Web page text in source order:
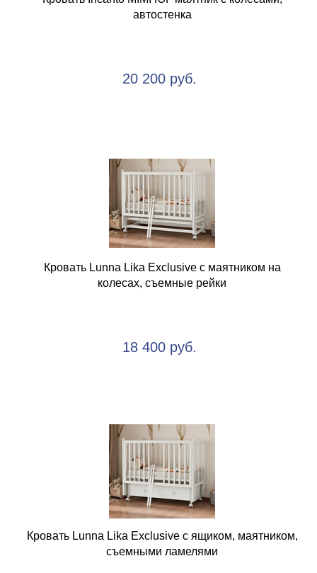
автостенка
20 200 руб.
Кровать Lunna Lika Exclusive с маятником на
колесах, съемные рейки
18 400 руб.
Кровать Lunna Lika Exclusive с ящиком, маятником,
съемными ламелями